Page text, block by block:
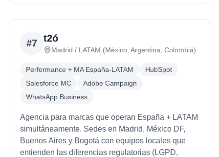
#7 t2ó
Madrid / LATAM (México, Argentina, Colombia)
Performance + MA España-LATAM
HubSpot
Salesforce MC
Adobe Campaign
WhatsApp Business
Agencia para marcas que operan España + LATAM
simultáneamente. Sedes en Madrid, México DF,
Buenos Aires y Bogotá con equipos locales que
entienden las diferencias regulatorias (LGPD,